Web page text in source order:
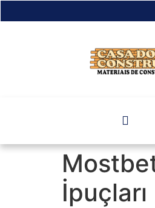
İpuçları